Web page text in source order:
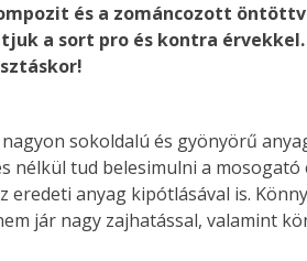
és a zománcozott
a sort pro és kontra érvekkel.
sokoldalú és gyönyörű
nélkül tud belesimulni a mosogató
eredeti anyag kipótlásával is.
jár nagy zajhatással, valamint